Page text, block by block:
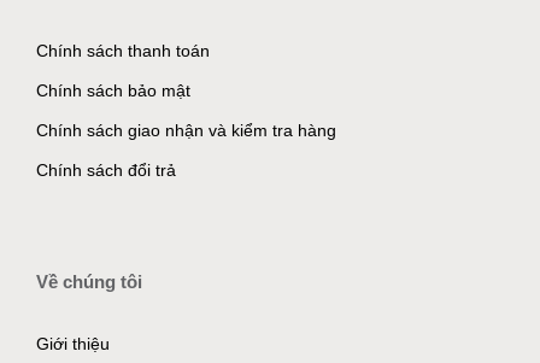
Chính sách thanh toán
Chính sách bảo mật
Chính sách giao nhận và kiểm tra hàng
Chính sách đổi trả
Về chúng tôi
Giới thiệu